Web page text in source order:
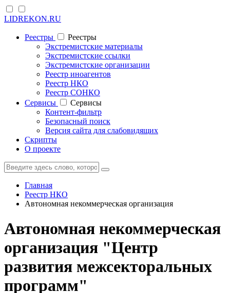
LIDREKON.RU
Реестры
Реестры
Экстремистские материалы
Экстремистские ссылки
Экстремистские организации
Реестр иноагентов
Реестр НКО
Реестр СОНКО
Cервисы
Cервисы
Контент-фильтр
Безопасный поиск
Версия сайта для слабовидящих
Скрипты
О проекте
Главная
Реестр НКО
Автономная некоммерческая организация
Автономная некоммерческая
организация "Центр
развития межсекторальных
программ"